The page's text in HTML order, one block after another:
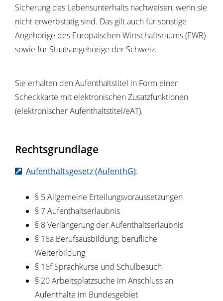
Sicherung des Lebensunterhalts nachweisen, wenn sie
nicht erwerbstätig sind. Das gilt auch für sonstige
Angehörige des Europäischen Wirtschaftsraums (EWR)
sowie für Staatsangehörige der Schweiz.
Sie erhalten den Aufenthaltstitel in Form einer
Scheckkarte mit elektronischen Zusatzfunktionen
(elektronischer Aufenthaltstitel/eAT).
Rechtsgrundlage
Aufenthaltsgesetz (AufenthG):
§ 5 Allgemeine Erteilungsvoraussetzungen
§ 7 Aufenthaltserlaubnis
§ 8 Verlängerung der Aufenthaltserlaubnis
§ 16a Berufsausbildung; berufliche
Weiterbildung
§ 16f Sprachkurse und Schulbesuch
§ 20 Arbeitsplatzsuche im Anschluss an
Aufenthalte im Bundesgebiet